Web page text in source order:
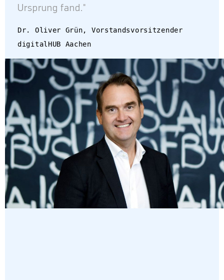
Ursprung fand."
Dr. Oliver Grün, Vorstandsvorsitzender
digitalHUB Aachen